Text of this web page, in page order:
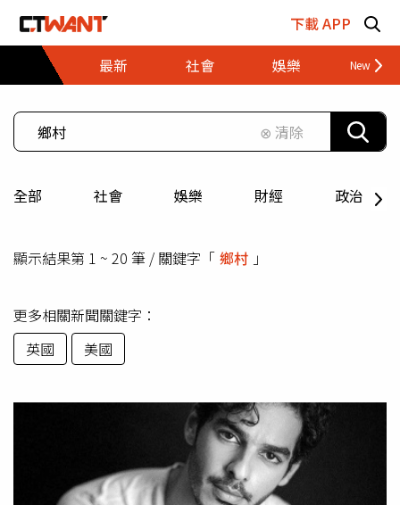
下載 APP
最新
社會 娛樂 財經
⊗ 清除
全部 社會 娛樂 財經 政治
顯示結果第 1 ~ 20 筆 / 關鍵字「 鄉村 」
更多相關新聞關鍵字：
英國
美國